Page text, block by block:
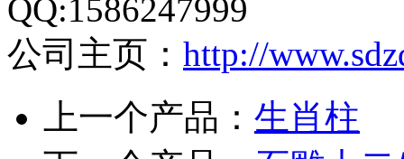
QQ:1586247999
公司主页： http://
上一个产品： 生肖柱